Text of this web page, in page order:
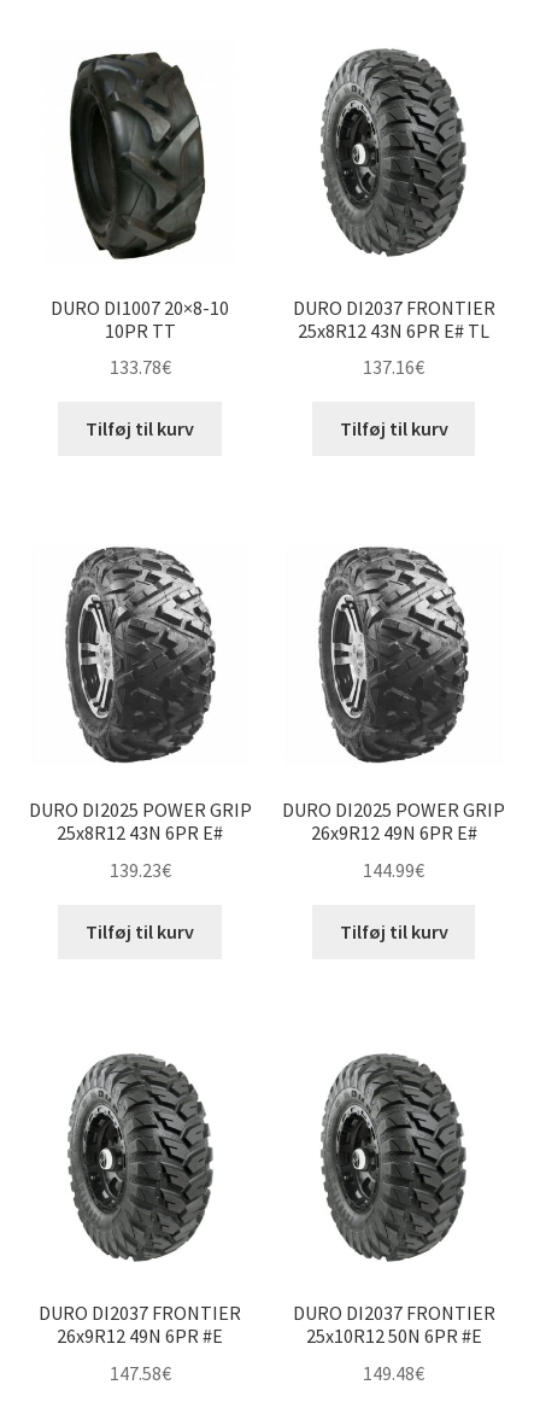
DURO DI1007 20×8-10
10PR TT
133.78€
Tilføj til kurv
DURO DI2037 FRONTIER
25x8R12 43N 6PR E# TL
137.16€
Tilføj til kurv
DURO DI2025 POWER GRIP
25x8R12 43N 6PR E#
139.23€
Tilføj til kurv
DURO DI2025 POWER GRIP
26x9R12 49N 6PR E#
144.99€
Tilføj til kurv
DURO DI2037 FRONTIER
26x9R12 49N 6PR #E
147.58€
DURO DI2037 FRONTIER
25x10R12 50N 6PR #E
149.48€